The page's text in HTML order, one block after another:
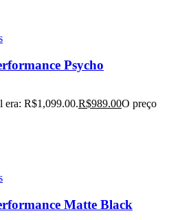
Psycho
era: R$1,099.00.R$989.00O preço
Matte Black